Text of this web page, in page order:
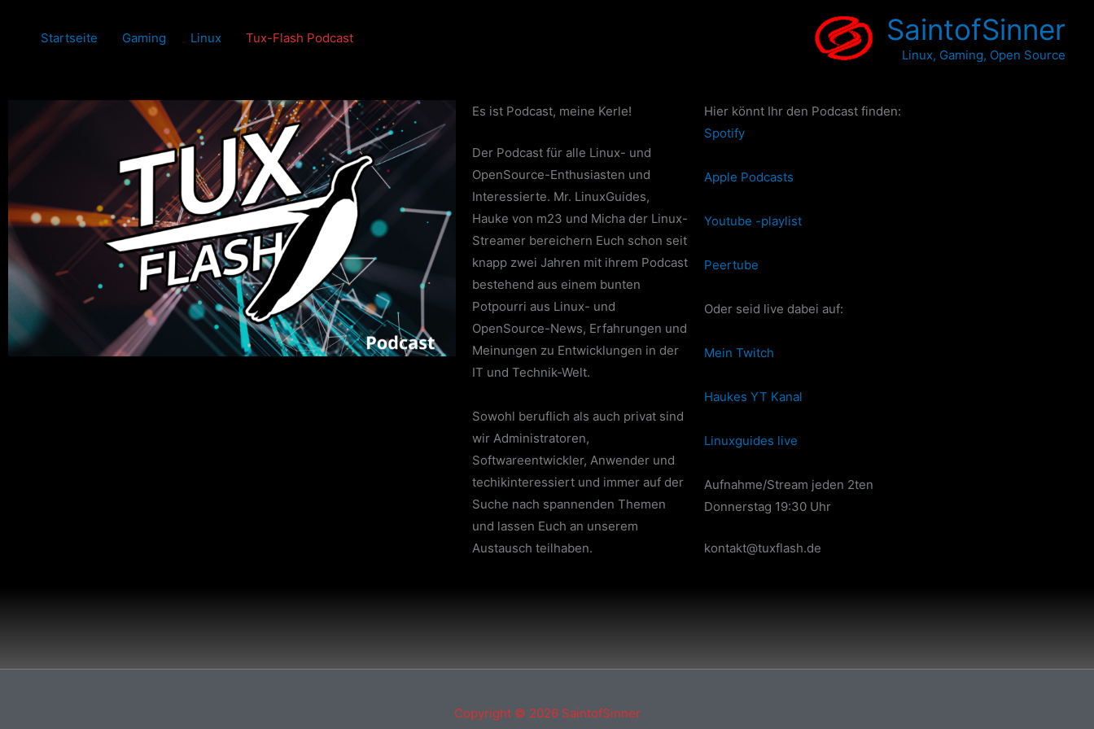
SaintofSinner
Linux, Gaming, Open Source
Startseite Gaming Linux Tux-Flash Podcast
Es ist Podcast, meine Kerle!
Der Podcast für alle Linux- und
OpenSource-Enthusiasten und
Interessierte. Mr. LinuxGuides,
Hauke von m23 und Micha der Linux-
Streamer bereichern Euch schon seit
knapp zwei Jahren mit ihrem Podcast
bestehend aus einem bunten
Potpourri aus Linux- und
OpenSource-News, Erfahrungen und
Meinungen zu Entwicklungen in der
IT und Technik-Welt.
Sowohl beruflich als auch privat sind
wir Administratoren,
Softwareentwickler, Anwender und
techikinteressiert und immer auf der
Suche nach spannenden Themen
und lassen Euch an unserem
Austausch teilhaben.
Hier könnt Ihr den Podcast finden:
Spotify
Apple Podcasts
Youtube -playlist
Peertube
Oder seid live dabei auf:
Mein Twitch
Haukes YT Kanal
Linuxguides live
Aufnahme/Stream jeden 2ten
Donnerstag 19:30 Uhr
kontakt@tuxflash.de
Copyright © 2026 SaintofSinner